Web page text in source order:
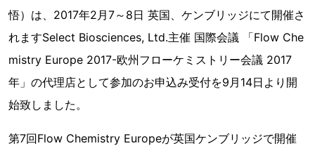
悟）は、2017年2月7～8日 英国、ケンブリッジにて開催さ
れますSelect Biosciences, Ltd.主催 国際会議 「Flow Che
mistry Europe 2017-欧州フローケミストリー会議 2017
年」の代理店として参加のお申込み受付を9月14日より開
始致しました。
第7回Flow Chemistry Europeが英国ケンブリッジで開催